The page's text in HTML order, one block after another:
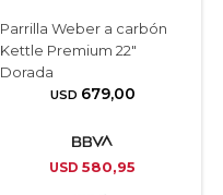
Parrilla Weber a carbón
Kettle Premium 22"
Dorada
USD 679,00
USD 580,95